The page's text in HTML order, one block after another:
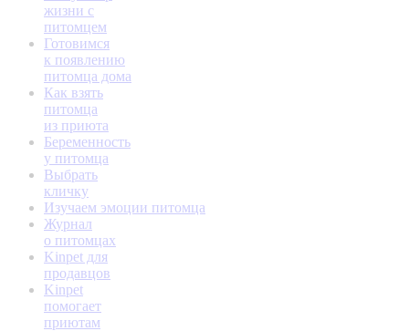
жизни с
питомцем
Готовимся
к появлению
питомца дома
Как взять
питомца
из приюта
Беременность
у питомца
Выбрать
кличку
Изучаем эмоции питомца
Журнал
о питомцах
Kinpet для
продавцов
Kinpet
помогает
приютам